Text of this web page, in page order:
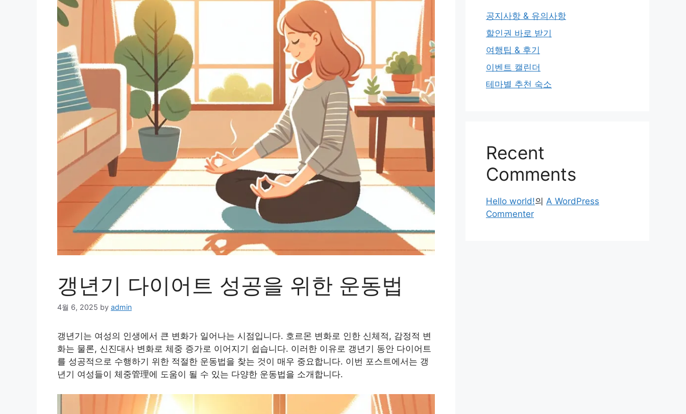
갱년기 다이어트 성공을 위한 운동법
4월 6, 2025 by admin
갱년기는 여성의 인생에서 큰 변화가 일어나는 시점입니다. 호르몬 변화로 인한 신체적, 감정적 변
화는 물론, 신진대사 변화로 체중 증가로 이어지기 쉽습니다. 이러한 이유로 갱년기 동안 다이어트
를 성공적으로 수행하기 위한 적절한 운동법을 찾는 것이 매우 중요합니다. 이번 포스트에서는 갱
년기 여성들이 체중管理에 도움이 될 수 있는 다양한 운동법을 소개합니다.
공지사항 & 유의사항
할인권 바로 받기
여행팁 & 후기
이벤트 캘린더
테마별 추천 숙소
Recent
Comments
Hello world!의 A WordPress
Commenter